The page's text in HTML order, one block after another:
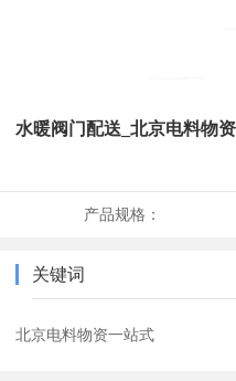
水暖阀门配送_北京电料物
产品规格：
关键词
北京电料物资一站式